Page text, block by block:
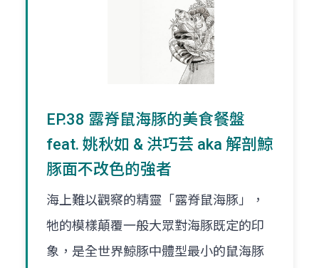
EP.38 露脊鼠海豚的美食餐盤
feat. 姚秋如 & 洪巧芸 aka 解剖鯨
豚面不改色的強者
海上難以觀察的精靈「露脊鼠海豚」，
牠的模樣顛覆一般大眾對海豚既定的印
象，是全世界鯨豚中體型最小的鼠海豚